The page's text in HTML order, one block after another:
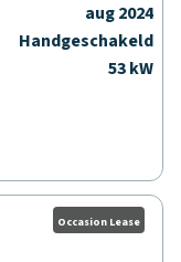
aug 2024
Handgeschakeld
53 kW
Occasion Lease